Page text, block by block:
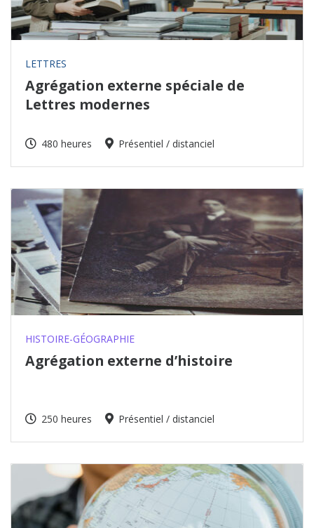
LETTRES
Agrégation externe spéciale de
Lettres modernes
480 heures Présentiel / distanciel
HISTOIRE-GÉOGRAPHIE
Agrégation externe d’histoire
250 heures Présentiel / distanciel